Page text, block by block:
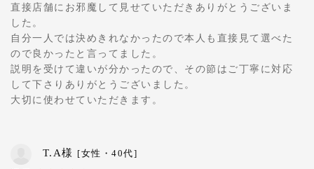
直接店舗にお邪魔して見せていただきありがとうございま
した。
自分一人では決めきれなかったので本人も直接見て選べた
ので良かったと言ってました。
説明を受けて違いが分かったので、その節はご丁寧に対応
して下さりありがとうございました。
大切に使わせていただきます。
T.A様 [女性・40代]